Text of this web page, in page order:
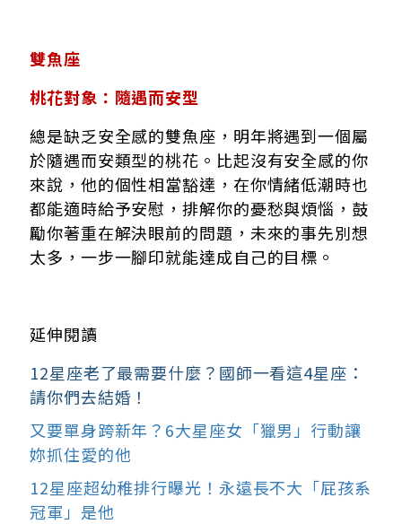
雙魚座
桃花對象：隨遇而安型
總是缺乏安全感的雙魚座，明年將遇到一個屬
於隨遇而安類型的桃花。比起沒有安全感的你
來說，他的個性相當豁達，在你情緒低潮時也
都能適時給予安慰，排解你的憂愁與煩惱，鼓
勵你著重在解決眼前的問題，未來的事先別想
太多，一步一腳印就能達成自己的目標。
延伸閱讀
12星座老了最需要什麼？國師一看這4星座：
請你們去結婚！
又要單身跨新年？6大星座女「獵男」行動讓
妳抓住愛的他
12星座超幼稚排行曝光！永遠長不大「屁孩系
冠軍」是他